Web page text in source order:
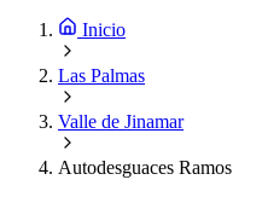
Inicio
Las Palmas
Valle de Jinamar
Autodesguaces Ramos